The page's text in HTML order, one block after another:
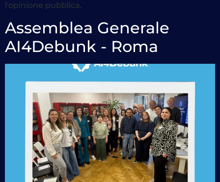
l'opinione pubblica.
Assemblea Generale
AI4Debunk - Roma